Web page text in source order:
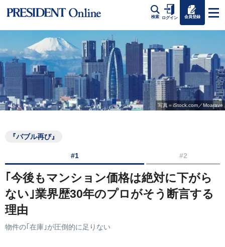
検索 ログイン 会員登録
写真＝iStock.com／Moarave
『バブル再び』
#1 #2
｢今後もマンション価格は絶対に下がら
ない｣業界歴30年のプロがそう断言する
理由
物件の｢在庫｣が圧倒的に足りない